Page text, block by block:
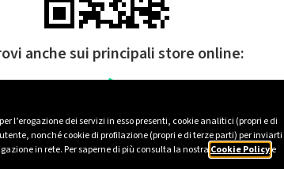
l’erogazione dei servizi in esso presenti, cookie analitici (propri e di
nonché cookie di profilazione (propri e di terze parti) per inviarti
in rete. Per saperne di più consulta la nostra Cookie Policye
anche sui principali store online: